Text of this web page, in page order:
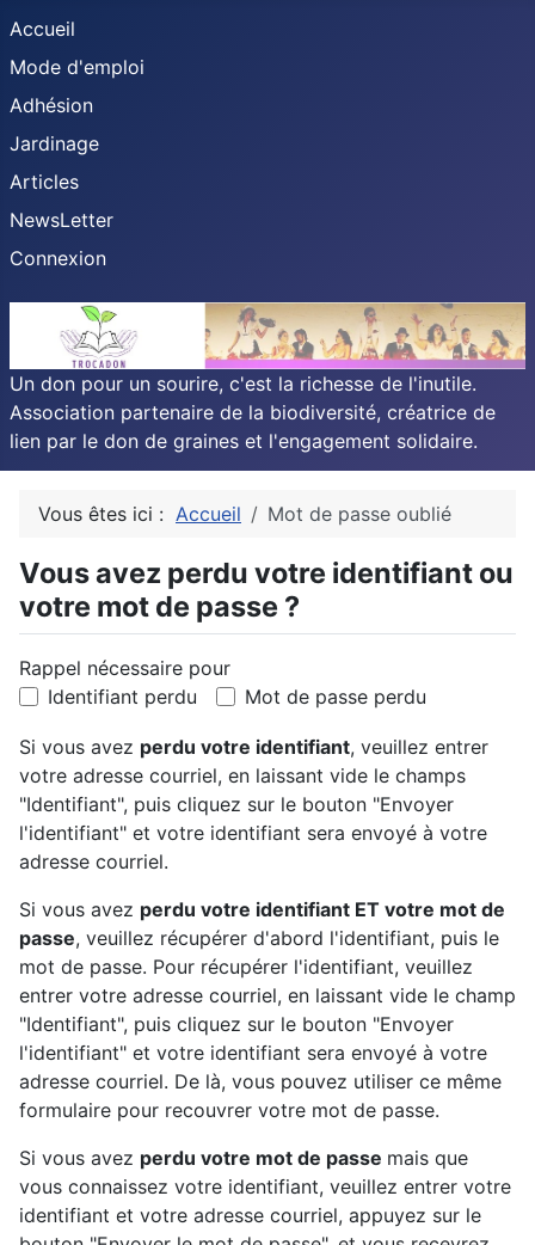
Accueil
Mode d'emploi
Adhésion
Jardinage
Articles
NewsLetter
Connexion
Un don pour un sourire, c'est la richesse de l'inutile.
Association partenaire de la biodiversité, créatrice de
lien par le don de graines et l'engagement solidaire.
Vous êtes ici : Accueil Mot de passe oublié
Vous avez perdu votre identifiant ou
votre mot de passe ?
Rappel nécessaire pour
Identifiant perdu
Mot de passe perdu
Si vous avez perdu votre identifiant, veuillez entrer
votre adresse courriel, en laissant vide le champs
"Identifiant", puis cliquez sur le bouton "Envoyer
l'identifiant" et votre identifiant sera envoyé à votre
adresse courriel.
Si vous avez perdu votre identifiant ET votre mot de
passe, veuillez récupérer d'abord l'identifiant, puis le
mot de passe. Pour récupérer l'identifiant, veuillez
entrer votre adresse courriel, en laissant vide le champ
"Identifiant", puis cliquez sur le bouton "Envoyer
l'identifiant" et votre identifiant sera envoyé à votre
adresse courriel. De là, vous pouvez utiliser ce même
formulaire pour recouvrer votre mot de passe.
Si vous avez perdu votre mot de passe mais que
vous connaissez votre identifiant, veuillez entrer votre
identifiant et votre adresse courriel, appuyez sur le